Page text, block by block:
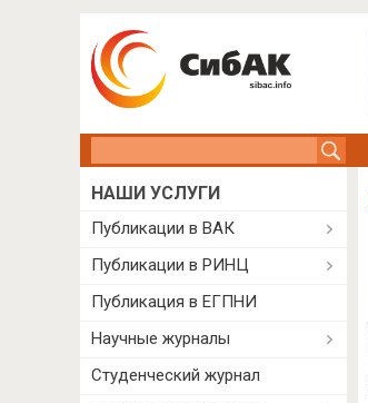
НАШИ УСЛУГИ
Публикации в ВАК
Публикации в РИНЦ
Публикация в ЕГПНИ
Научные журналы
Студенческий журнал